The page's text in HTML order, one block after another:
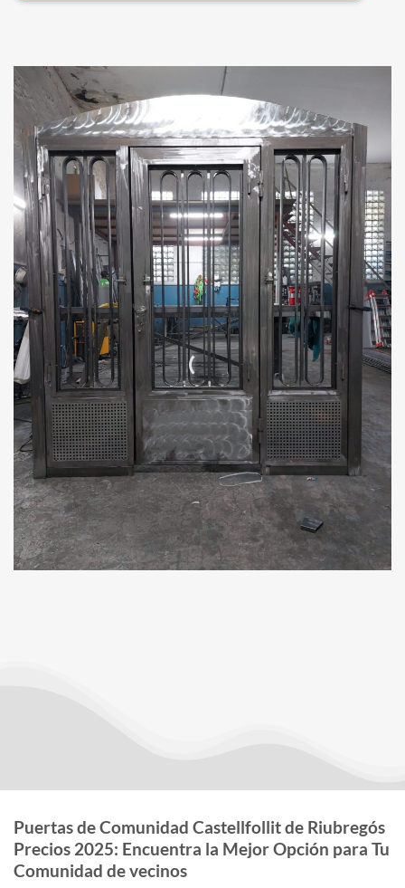
Puertas de Comunidad Castellfollit de Riubregós
Precios 2025: Encuentra la Mejor Opción para Tu
Comunidad de vecinos